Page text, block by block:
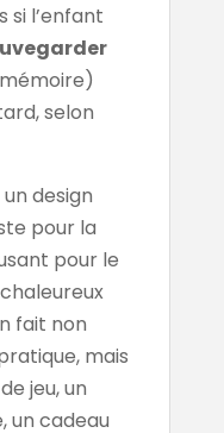
si l’enfant
selon
design
pour la
pour le
fait non
mais
jeu, un
un cadeau